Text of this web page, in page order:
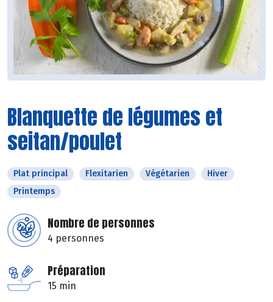
Blanquette de légumes et
seitan/poulet
Plat principal Flexitarien Végétarien
Hiver
Printemps
Nombre de personnes
4 personnes
Préparation
15 min